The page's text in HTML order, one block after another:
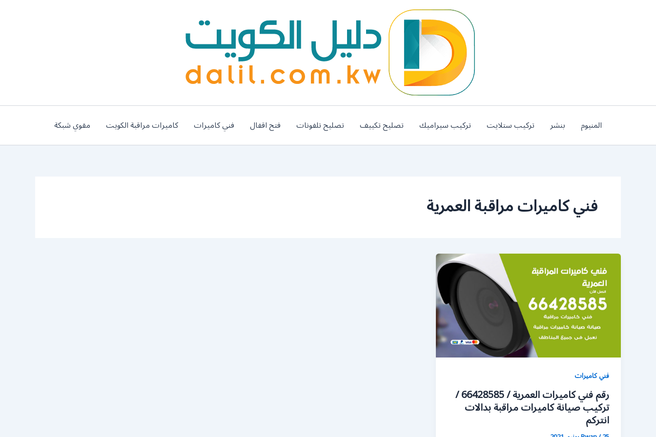
المنيوم بنشر تركيب ستلايت تركيب سيراميك تصليح تكييف تصليح تلفونات فتح اقفال فني كاميرات كاميرات مراقبة الكويت مقوي شبكة
فني كاميرات مراقبة العمرية
فني كاميرات
رقم فني كاميرات العمرية / 66428585 /
تركيب صيانة كاميرات مراقبة بدالات
انتركم